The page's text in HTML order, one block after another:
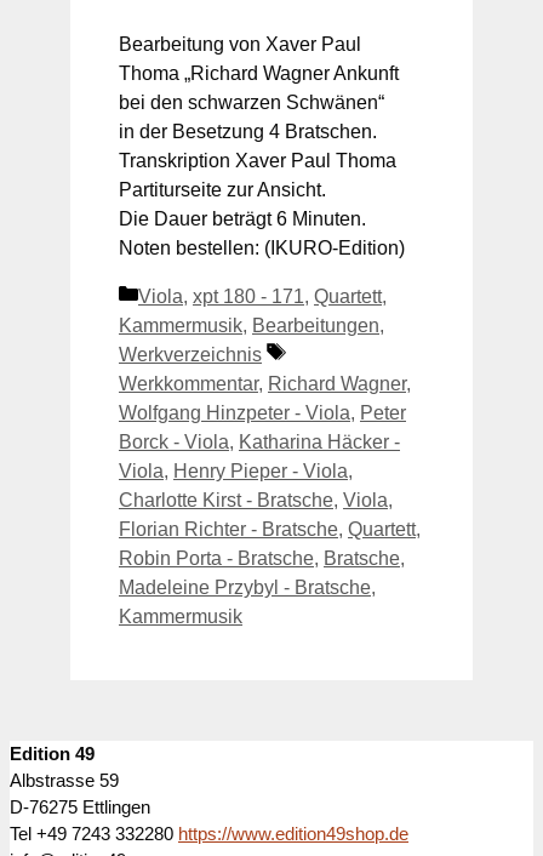
Bearbeitung von Xaver Paul
Thoma „Richard Wagner Ankunft
bei den schwarzen Schwänen“
in der Besetzung 4 Bratschen.
Transkription Xaver Paul Thoma
Partiturseite zur Ansicht.
Die Dauer beträgt 6 Minuten.
Noten bestellen: (IKURO-Edition)
Kategorien
Viola, xpt 180 - 171, Quartett,
Kammermusik, Bearbeitungen,
Werkverzeichnis
Schlagwörter
Werkkommentar, Richard Wagner,
Wolfgang Hinzpeter - Viola, Peter
Borck - Viola, Katharina Häcker -
Viola, Henry Pieper - Viola,
Charlotte Kirst - Bratsche, Viola,
Florian Richter - Bratsche, Quartett,
Robin Porta - Bratsche, Bratsche,
Madeleine Przybyl - Bratsche,
Kammermusik
Edition 49
Albstrasse 59
D-76275 Ettlingen
Tel +49 7243 332280 https://www.edition49shop.de